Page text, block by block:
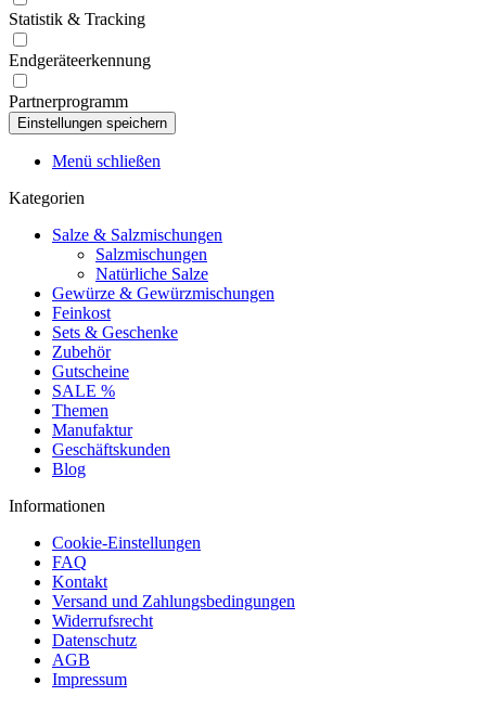
Statistik & Tracking
Endgeräteerkennung
Partnerprogramm
Menü schließen
Kategorien
Salze & Salzmischungen
Salzmischungen
Natürliche Salze
Gewürze & Gewürzmischungen
Feinkost
Sets & Geschenke
Zubehör
Gutscheine
SALE %
Themen
Manufaktur
Geschäftskunden
Blog
Informationen
Cookie-Einstellungen
FAQ
Kontakt
Versand und Zahlungsbedingungen
Widerrufsrecht
Datenschutz
AGB
Impressum